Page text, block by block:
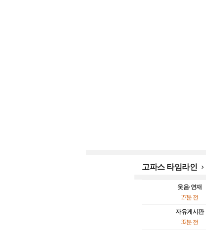
고파스 타임라인 
웃음·연재
27분 전
자유게시판
32분 전